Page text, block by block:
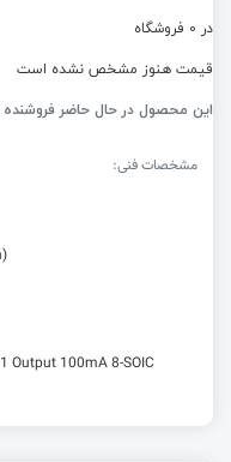
در 0 فروشگاه
قیمت هنوز مشخص نشده است
این محصول در حال حاضر فروشنده
مشخصات فنی:
Output 100mA 8-SOIC